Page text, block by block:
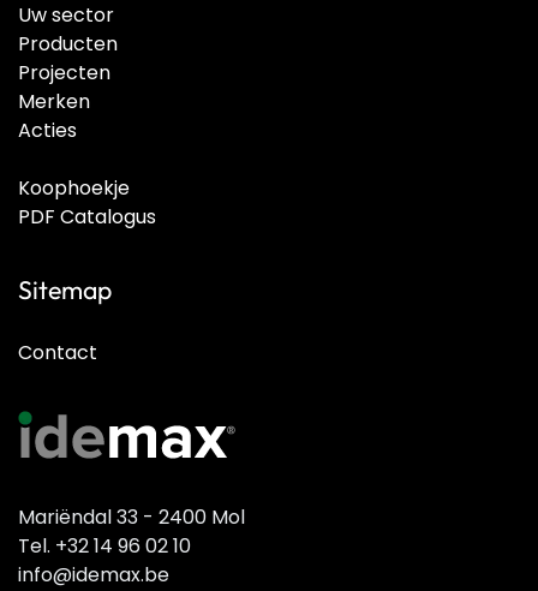
Uw sector
Producten
Projecten
Merken
Acties
Koophoekje
PDF Catalogus
Sitemap
Contact
Mariëndal 33 - 2400 Mol
Tel. +32 14 96 02 10
info@idemax.be